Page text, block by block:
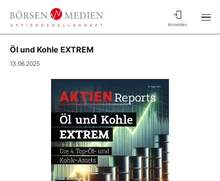
Anmelden
Öl und Kohle EXTREM
13.06.2025